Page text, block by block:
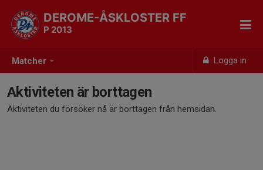
Matcher Logga in
DEROME-ÅSKLOSTER FF
P 2013
Aktiviteten är borttagen
Aktiviteten du försöker nå är borttagen från hemsidan.